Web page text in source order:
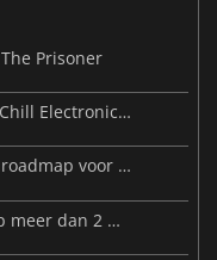
Prisoner
Herleef de jaren 2000 met ReStory: Chill Electronics Repairs
MARVEL Tōkon gaat van start en de roadmap voor jaar 1 is bekendgemaakt
Resident Evil Veronica staat nu al op meer dan 2 miljoen verlanglijstjes